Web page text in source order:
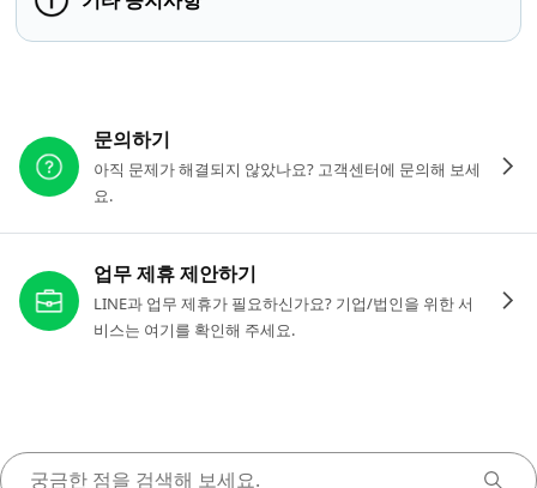
문의하기
아직 문제가 해결되지 않았나요? 고객센터에 문의해 보세
요.
업무 제휴 제안하기
LINE과 업무 제휴가 필요하신가요? 기업/법인을 위한 서
비스는 여기를 확인해 주세요.